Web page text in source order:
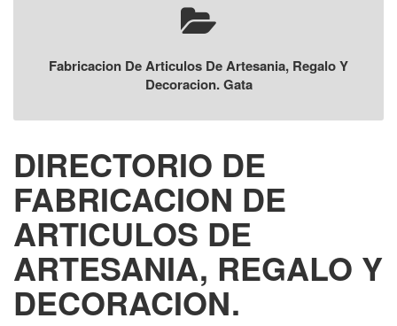
Fabricacion De Articulos De Artesania, Regalo Y
Decoracion. Gata
DIRECTORIO DE
FABRICACION DE
ARTICULOS DE
ARTESANIA, REGALO Y
DECORACION.